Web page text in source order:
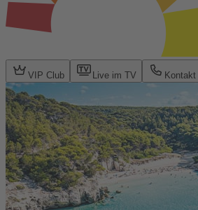
VIP Club Live im TV Kontakt